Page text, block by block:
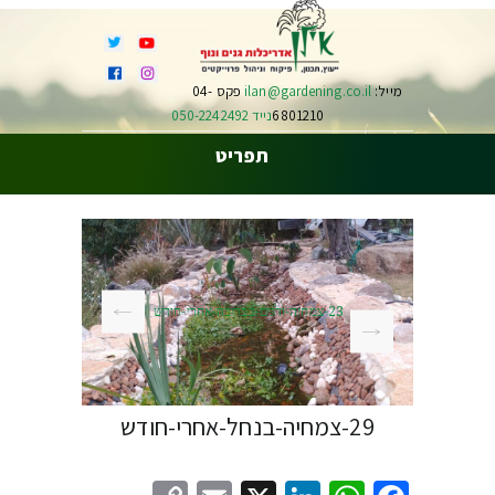
מייל:ilan@gardening.co.il
פקס 04-
6801210נייד 050-2242492
תפריט
23-צמחיה-ודגים-בבריכה-אחרי-חודש
29-צמחיה-בנחל-אחרי-חודש